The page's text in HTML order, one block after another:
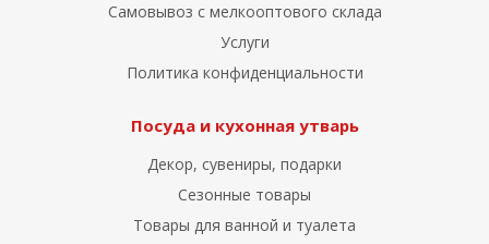
Самовывоз с мелкооптового склада
Услуги
Политика конфиденциальности
Посуда и кухонная утварь
Декор, сувениры, подарки
Сезонные товары
Товары для ванной и туалета